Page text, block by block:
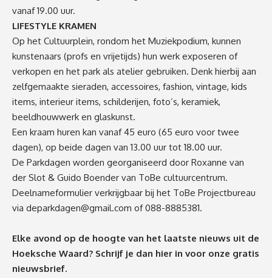
vanaf 19.00 uur.
LIFESTYLE KRAMEN
Op het Cultuurplein, rondom het Muziekpodium, kunnen
kunstenaars (profs en vrijetijds) hun werk exposeren of
verkopen en het park als atelier gebruiken. Denk hierbij aan
zelfgemaakte sieraden, accessoires, fashion, vintage, kids
items, interieur items, schilderijen, foto’s, keramiek,
beeldhouwwerk en glaskunst.
Een kraam huren kan vanaf 45 euro (65 euro voor twee
dagen), op beide dagen van 13.00 uur tot 18.00 uur.
De Parkdagen worden georganiseerd door Roxanne van
der Slot & Guido Boender van ToBe cultuurcentrum.
Deelnameformulier verkrijgbaar bij het ToBe Projectbureau
via deparkdagen@gmail.com of 088-8885381.
Elke avond op de hoogte van het laatste nieuws uit de
Hoeksche Waard? Schrijf je dan hier in voor onze gratis
nieuwsbrief.